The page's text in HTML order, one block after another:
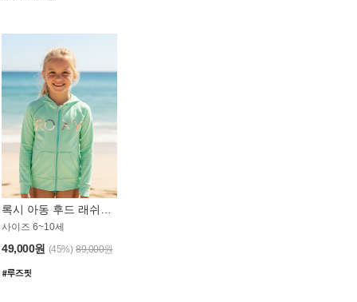
록시 아동 후드 래쉬가드 GT764MRX
사이즈 6~10세
49,000원 (45%) 89,000원